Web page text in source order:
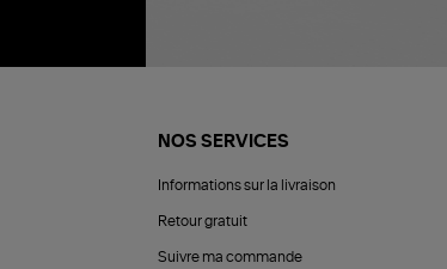
NOS SERVICES
Informations sur la livraison
Retour gratuit
Suivre ma commande